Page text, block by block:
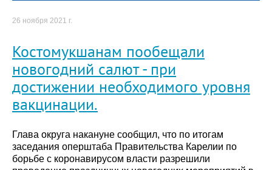
26 ноября 2021 г.
Костомукшанам пообещали
новогодний салют - при
достижении необходимого уровня
вакцинации.
Глава округа накануне сообщил, что по итогам
заседания оперштаба Правительства Карелии по
борьбе с коронавирусом власти разрешили